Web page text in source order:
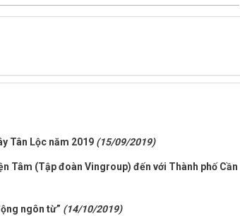
Tân Lộc năm 2019 (15/09/2019)
Tâm (Tập đoàn Vingroup) đến với Thành phố Cần
ngôn từ” (14/10/2019)